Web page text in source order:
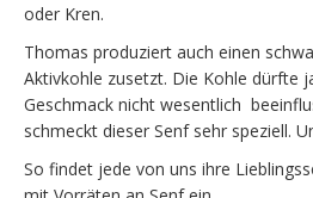
oder Kren.
Thomas produziert auch einen
Aktivkohle zusetzt. Die Kohle dürfte
Geschmack nicht wesentlich
schmeckt dieser Senf sehr speziell.
So findet jede von uns ihre